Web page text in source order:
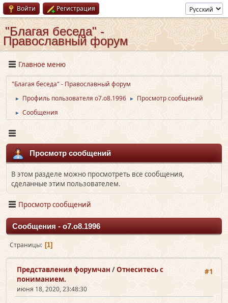
Войти Регистрация
"Благая беседа" -
Православный форум
Главное меню
"Благая беседа" - Православный форум
► Профиль пользователя o7.o8.1996 ► Просмотр сообщений
► Сообщения
Просмотр сообщений
В этом разделе можно просмотреть все сообщения,
сделанные этим пользователем.
Просмотр сообщений
Сообщения - o7.o8.1996
Страницы 1
#1
Представления форумчан /Отнеситесь с
пониманием.
июня 18, 2020, 23:48:30